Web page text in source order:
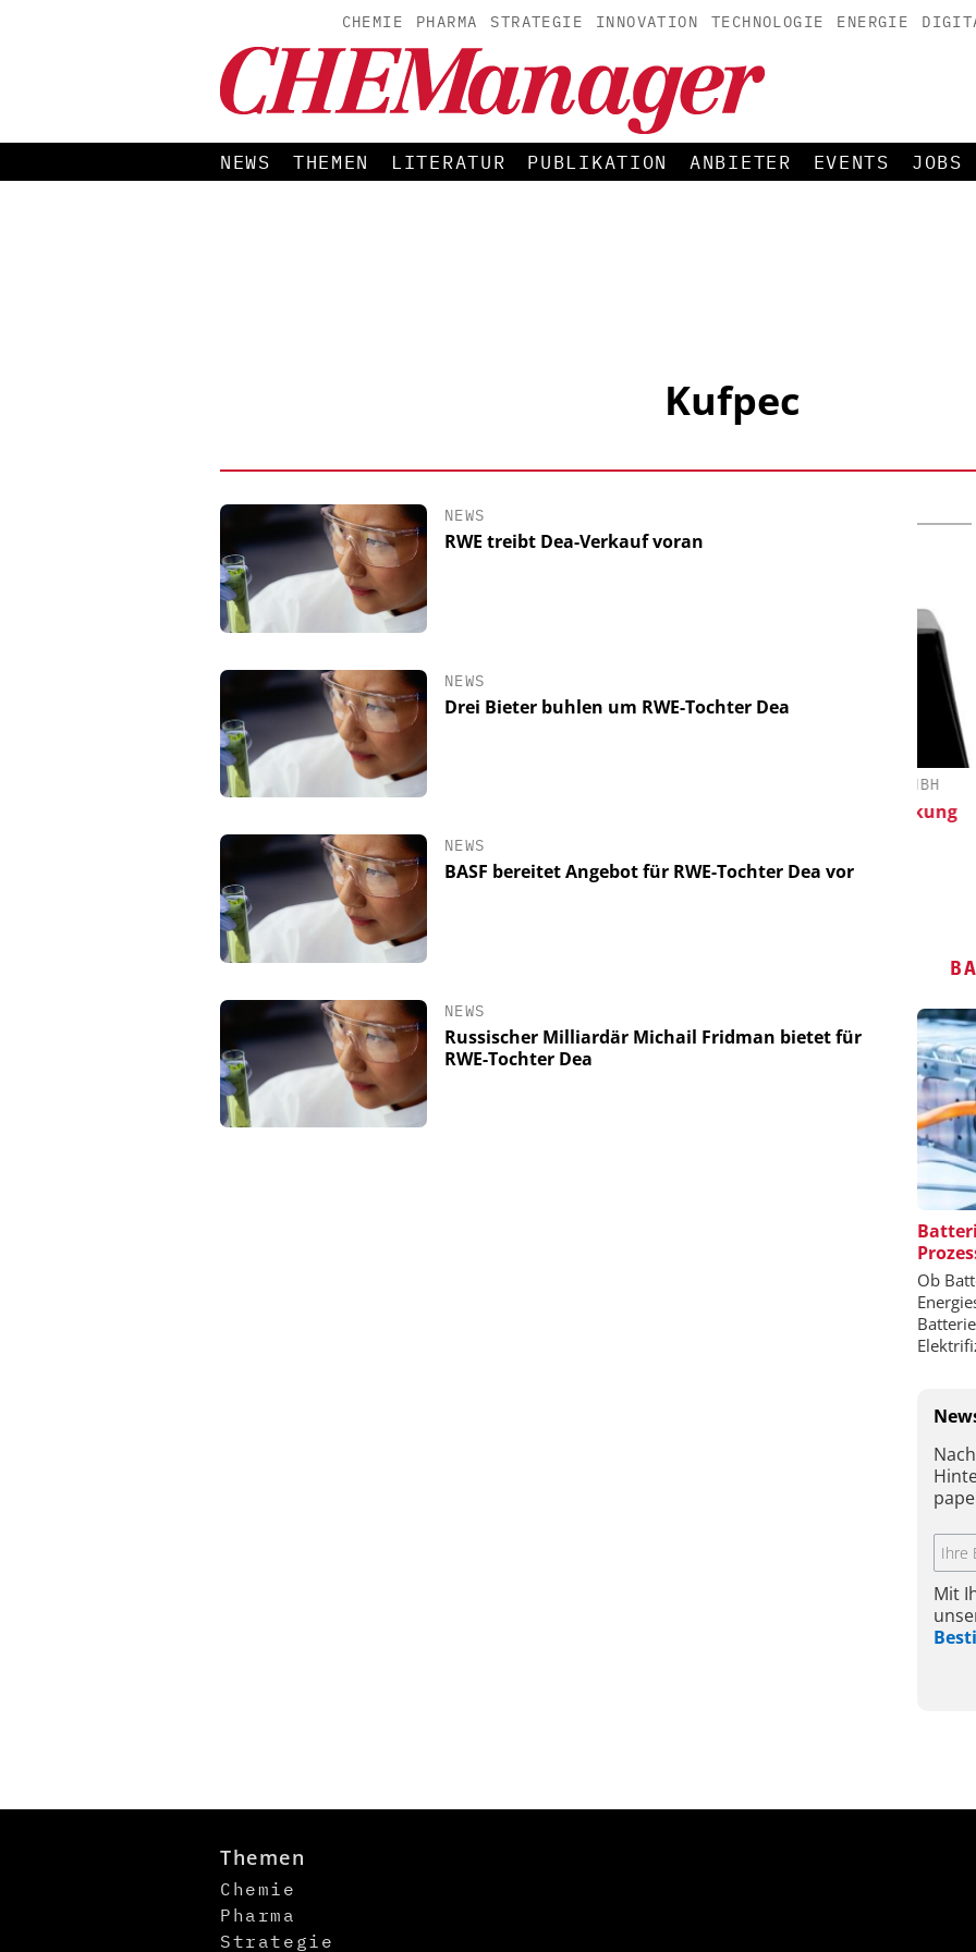
CHEMIE PHARMA STRATEGIE INNOVATION TECHNOLOGIE ENERGIE
NEWS THEMEN LITERATUR PUBLIKATION ANBIETER EVENTS JOBS
Kufpec
NEWS
RWE treibt Dea-Verkauf voran
NEWS
Drei Bieter buhlen um RWE-Tochter Dea
NEWS
BASF bereitet Angebot für RWE-Tochter Dea vor
NEWS
Russischer Milliardär Michail Fridman bietet für
RWE-Tochter Dea
CHEMANAGER C/O WILEY-VCH GMBH
Generation Batteries and Hydrogen
Ob
Mit
Themen
Chemie
Pharma
Strategie